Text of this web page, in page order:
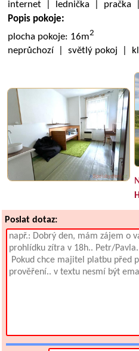
internet | lednička |
Popis pokoje:
plocha pokoje: 16m2
neprůchozí | světlý pokoj
Poslat dotaz: